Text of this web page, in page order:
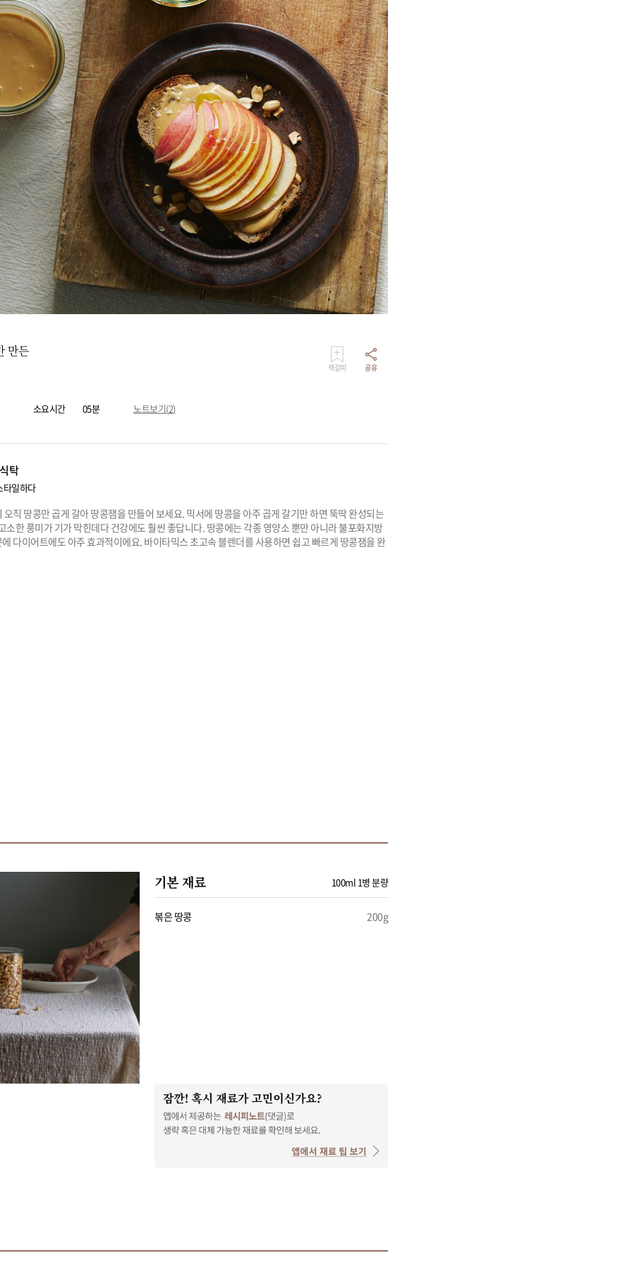
만든
책갈피 공유
소요시간 05분 노트보기(2)
탁
타일하다
직 땅콩만 곱게 갈아 땅콩잼을 만들어 보세요. 믹서에 땅콩을 아주 곱게 갈기만 하면 뚝딱 완성되는
소한 풍미가 기가 막힌데다 건강에도 훨씬 좋답니다. 땅콩에는 각종 영양소 뿐만 아니라 불포화지방
다이어트에도 아주 효과적이에요. 바이타믹스 초고속 블렌더를 사용하면 쉽고 빠르게 땅콩잼을 완
기본 재료 100ml 1병 분량
볶은 땅콩 200g